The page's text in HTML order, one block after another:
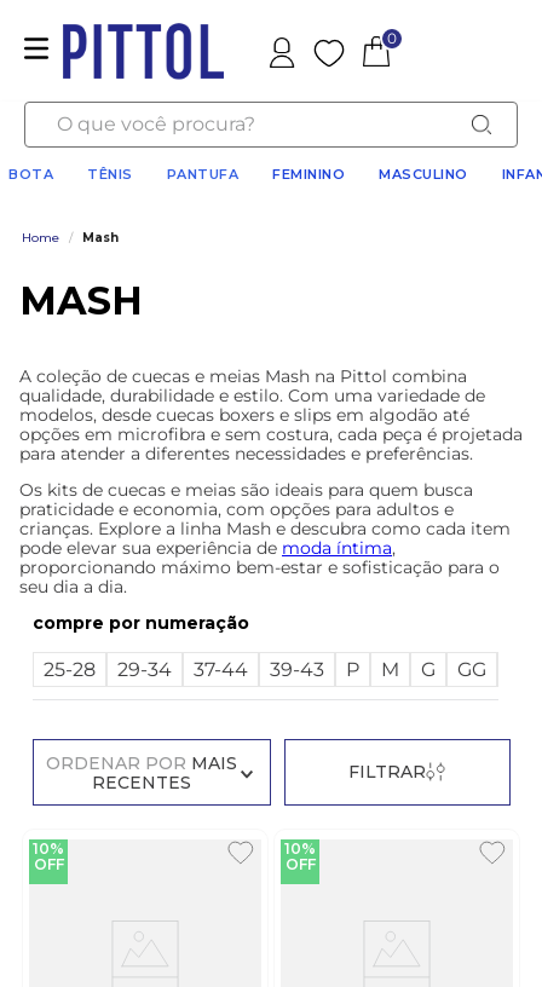
Favoritos
0
O que você procura?
BOTA TÊNIS PANTUFA FEMININO MASCULINO
Home / Mash
MASH
A coleção de cuecas e meias Mash na Pittol combina
qualidade, durabilidade e estilo. Com uma variedade de
modelos, desde cuecas boxers e slips em algodão até
opções em microfibra e sem costura, cada peça é projetada
para atender a diferentes necessidades e preferências.
Os kits de cuecas e meias são ideais para quem busca
praticidade e economia, com opções para adultos e
crianças. Explore a linha Mash e descubra como cada item
pode elevar sua experiência de moda íntima,
proporcionando máximo bem-estar e sofisticação para o
seu dia a dia.
numeração
25-28 29-34 37-44 39-43 P M G GG
ORDENAR POR MAIS
RECENTES
FILTRAR
10%
OFF
10%
OFF